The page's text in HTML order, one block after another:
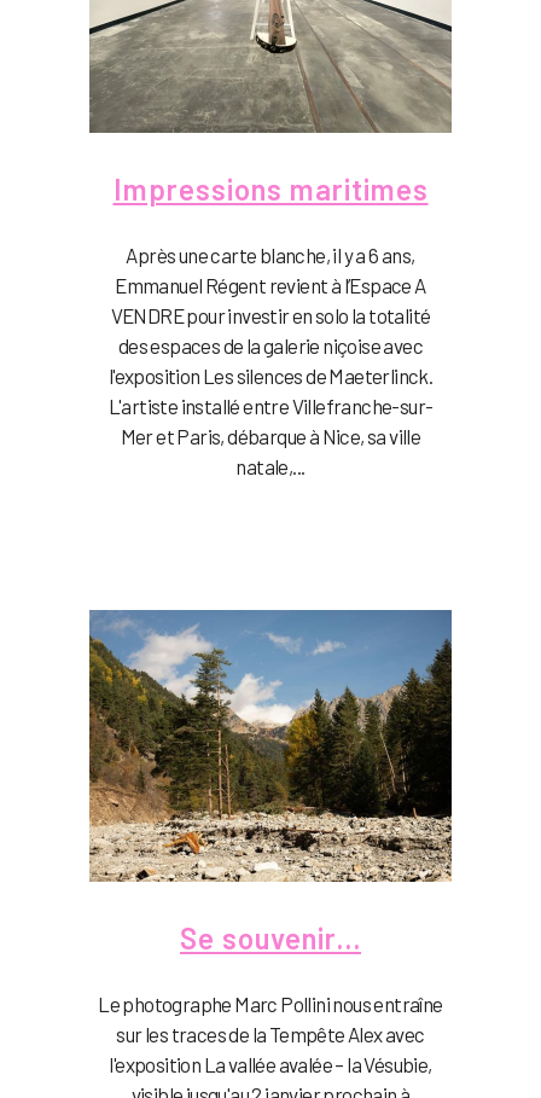
Impressions maritimes
Après une carte blanche, il y a 6 ans,
Emmanuel Régent revient à l’Espace A
VENDRE pour investir en solo la totalité
des espaces de la galerie niçoise avec
l'exposition Les silences de Maeterlinck.
L'artiste installé entre Villefranche-sur-
Mer et Paris, débarque à Nice, sa ville
natale,...
Se souvenir…
Le photographe Marc Pollini nous entraîne
sur les traces de la Tempête Alex avec
l'exposition La vallée avalée – la Vésubie,